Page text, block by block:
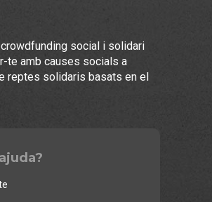
social i solidari
te amb causes socials a
reptes solidaris basats en el